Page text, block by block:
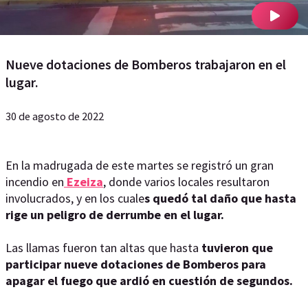
Nueve dotaciones de Bomberos trabajaron en el
lugar.
30 de agosto de 2022
En la madrugada de este martes se registró un gran
incendio en Ezeiza, donde varios locales resultaron
involucrados, y en los cuales quedó tal daño que hasta
rige un peligro de derrumbe en el lugar.
Las llamas fueron tan altas que hasta tuvieron que
participar nueve dotaciones de Bomberos para
apagar el fuego que ardió en cuestión de segundos.